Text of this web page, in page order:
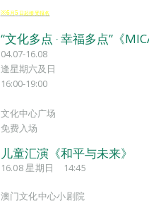
※6 月5 日起接受报名
“文化多点 ‧ 幸福多点”《
04.07-16.08
逢星期六及日
16:00-19:00
文化中心广场
免费入场
儿童汇演《和平与未来》
16.08 星期日 14:45
澳门文化中心小剧院